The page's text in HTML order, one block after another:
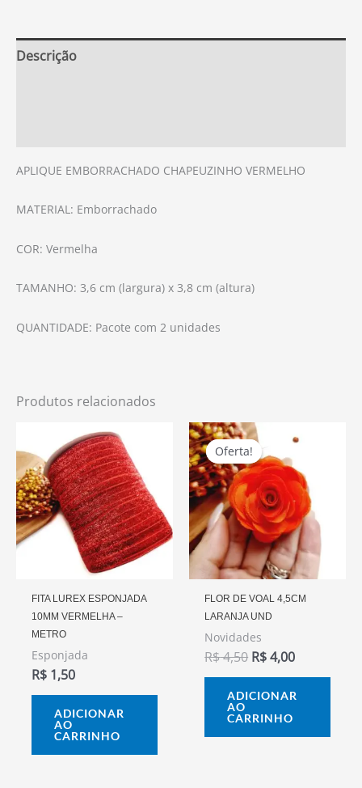
Descrição
APLIQUE EMBORRACHADO CHAPEUZINHO VERMELHO
MATERIAL: Emborrachado
COR: Vermelha
TAMANHO: 3,6 cm (largura) x 3,8 cm (altura)
QUANTIDADE: Pacote com 2 unidades
Produtos relacionados
FITA LUREX ESPONJADA
10MM VERMELHA –
METRO
Esponjada
R$ 1,50
ADICIONAR
AO
CARRINHO
Oferta!
Oferta!
FLOR DE VOAL 4,5CM
LARANJA UND
Novidades
R$4,50
O
Preço
Original
Era:
R$ 4,50.
R$4,00
Preço
É:
R$ 4,00.
ADICIONAR
AO
CARRINHO